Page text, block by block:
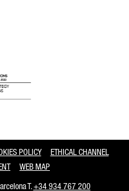
POLICY
ETHICAL CHANNEL
WEB MAP
T.+34 934 767 200